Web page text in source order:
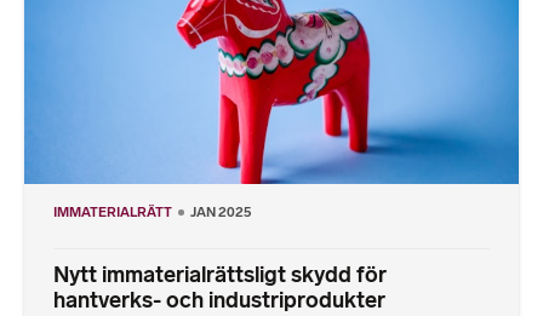
IMMATERIALRÄTT JAN 2025
Nytt immaterialrättsligt skydd för
hantverks- och industriprodukter